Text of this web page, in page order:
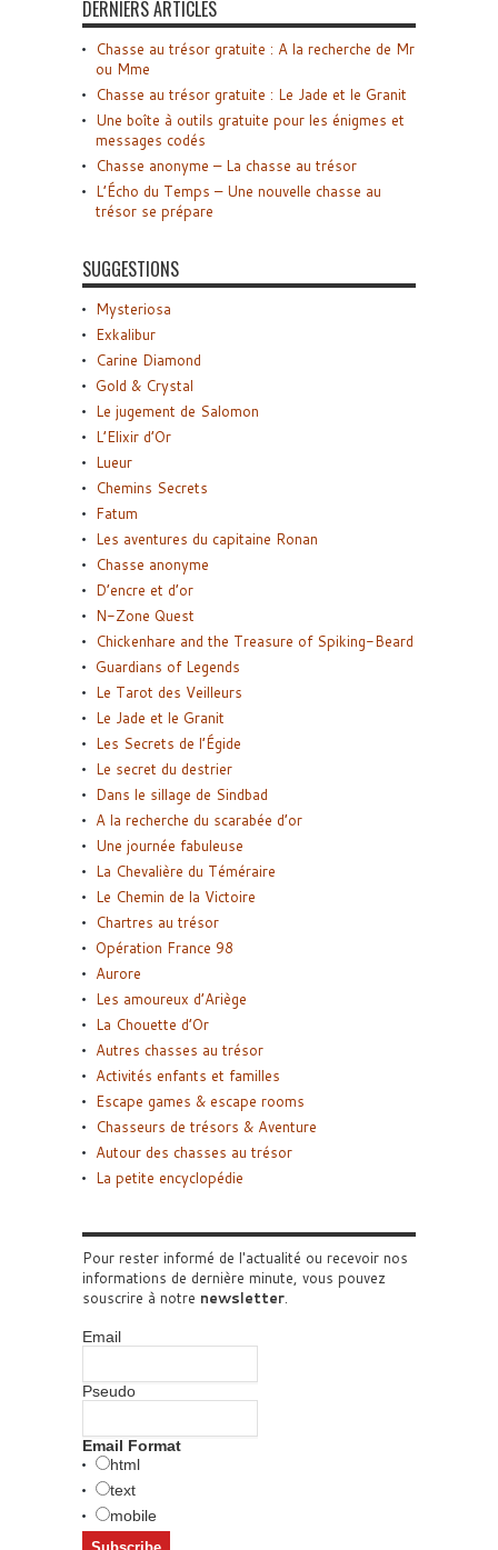
DERNIERS ARTICLES
Chasse au trésor gratuite : A la recherche de Mr
ou Mme
Chasse au trésor gratuite : Le Jade et le Granit
Une boîte à outils gratuite pour les énigmes et
messages codés
Chasse anonyme – La chasse au trésor
L’Écho du Temps – Une nouvelle chasse au
trésor se prépare
SUGGESTIONS
Mysteriosa
Exkalibur
Carine Diamond
Gold & Crystal
Le jugement de Salomon
L’Elixir d’Or
Lueur
Chemins Secrets
Fatum
Les aventures du capitaine Ronan
Chasse anonyme
D’encre et d’or
N-Zone Quest
Chickenhare and the Treasure of Spiking-Beard
Guardians of Legends
Le Tarot des Veilleurs
Le Jade et le Granit
Les Secrets de l’Égide
Le secret du destrier
Dans le sillage de Sindbad
A la recherche du scarabée d’or
Une journée fabuleuse
La Chevalière du Téméraire
Le Chemin de la Victoire
Chartres au trésor
Opération France 98
Aurore
Les amoureux d’Ariège
La Chouette d’Or
Autres chasses au trésor
Activités enfants et familles
Escape games & escape rooms
Chasseurs de trésors & Aventure
Autour des chasses au trésor
La petite encyclopédie
Pour rester informé de l'actualité ou recevoir nos
informations de dernière minute, vous pouvez
souscrire à notre newsletter.
Email
Pseudo
Email Format
html
text
mobile